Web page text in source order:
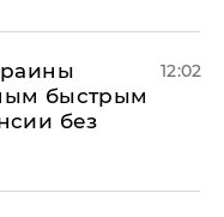
быстрым
без
12:02